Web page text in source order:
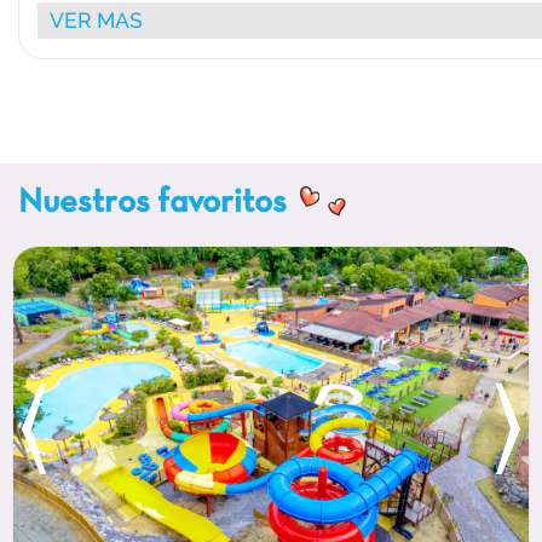
15 €/día y 49 €/semana; bicicleta infantil: 10 €/día y
Mascotas admitidas (salvo en los Sun TOP PRESTA y
Menaje: 70€ por los Mh 2 habitaciones y 140€
El kit cuenta con sábanas y toallas. Precio/estancia.
Kit 2 personas: 50€/estancia
Kit 4 personas: 100€/estancia
Kit 6 personas: 150€/estancia
Kit 8 prsonas: 200€/estancia
Wifi: En los Resort Top Presta, Sun Top Presta y
servicio gratuito para 2 personas // Wifi
camping // Wifi (de pago): 8€/día y 15€/semana
Barbacoa prohibida
VER MAS
Nuestros favoritos